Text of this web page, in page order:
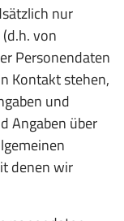
nur
von
Personendaten
Kontakt stehen,
und
Angaben über
denen wir